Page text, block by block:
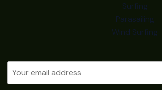
Surfing
Parasailing
Wind Surfing